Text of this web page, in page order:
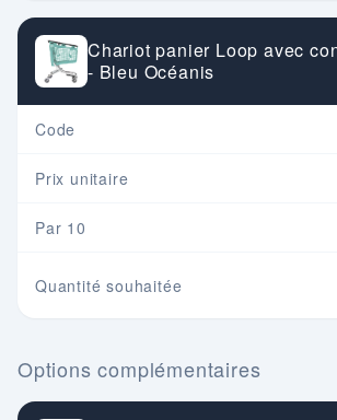
Chariot panier Loop avec
- Bleu Océanis
Code
Prix unitaire
Par 10
Quantité souhaitée
Options complémentaires